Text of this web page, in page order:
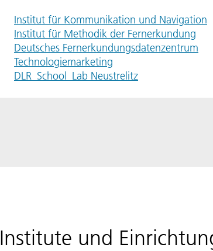
Institut für Kommunikation und Navigation
Institut für Methodik der Fernerkundung
Deutsches Fernerkundungsdatenzentrum
Technologiemarketing
DLR_School_Lab Neustrelitz
Institute und